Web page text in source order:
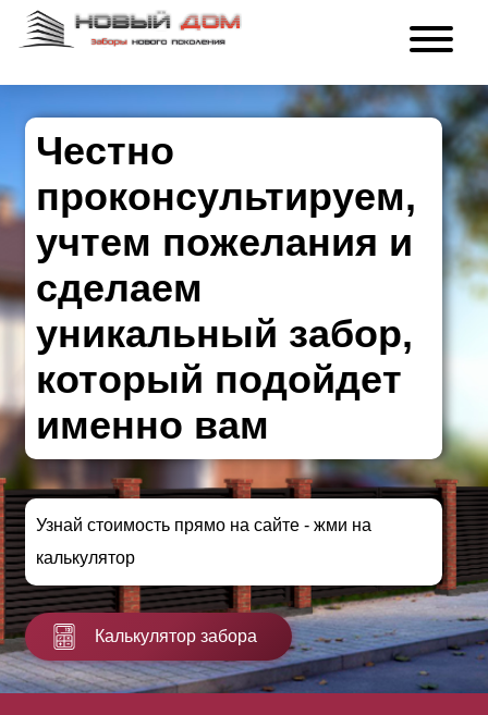
Честно
проконсультируем,
учтем пожелания и
сделаем
уникальный забор,
который подойдет
именно вам
Узнай стоимость прямо на сайте - жми на
калькулятор
Калькулятор забора